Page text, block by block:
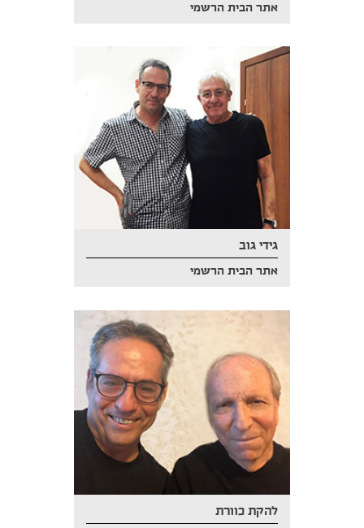
אתר הבית הרשמי
גידי גוב
אתר הבית הרשמי
להקת כוורת